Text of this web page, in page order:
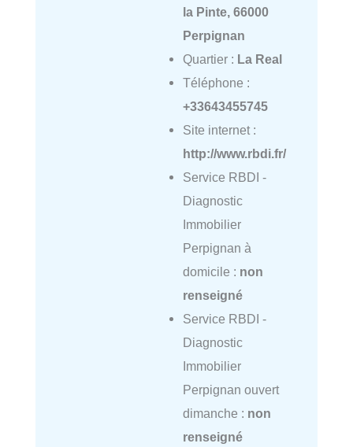
la Pinte, 66000
Perpignan
Quartier : La Real
Téléphone :
+33643455745
Site internet :
http://www.rbdi.fr/
Service RBDI -
Diagnostic
Immobilier
Perpignan à
domicile : non
renseigné
Service RBDI -
Diagnostic
Immobilier
Perpignan ouvert
dimanche : non
renseigné